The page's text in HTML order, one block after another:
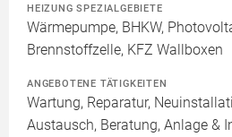
HEIZUNG SPEZIALGEBIETE
Wärmepumpe, BHKW,
Brennstoffzelle, KFZ Wallboxen
ANGEBOTENE TÄTIGKEITEN
Wartung, Reparatur,
Austausch, Beratung, Anlage &